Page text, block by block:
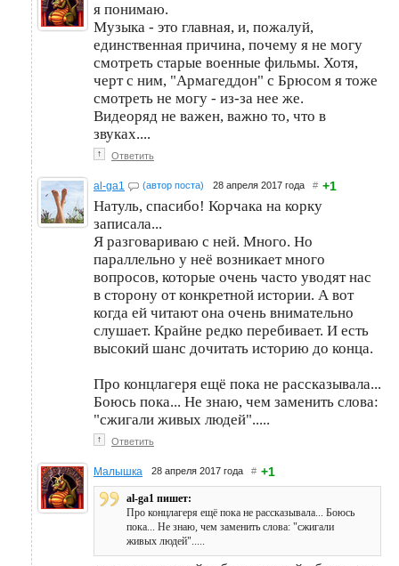
я понимаю.
Музыка - это главная, и, пожалуй,
единственная причина, почему я не могу
смотреть старые военные фильмы. Хотя,
черт с ним, "Армагеддон" с Брюсом я тоже
смотреть не могу - из-за нее же.
Видеоряд не важен, важно то, что в
звуках....
↑ Ответить
al-ga1 (автор поста) 28 апреля 2017 года # +1
Натуль, спасибо! Корчака на корку
записала...
Я разговариваю с ней. Много. Но
параллельно у неё возникает много
вопросов, которые очень часто уводят нас
в сторону от конкретной истории. А вот
когда ей читают она очень внимательно
слушает. Крайне редко перебивает. И есть
высокий шанс дочитать историю до конца.
Про концлагеря ещё пока не рассказывала...
Боюсь пока... Не знаю, чем заменить слова:
"сжигали живых людей".....
↑ Ответить
Малышка 28 апреля 2017 года # +1
al-ga1 пишет:
Про концлагеря ещё пока не рассказывала... Боюсь
пока... Не знаю, чем заменить слова: "сжигали
живых людей".....